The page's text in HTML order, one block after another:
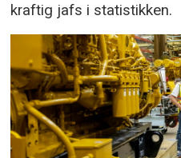
kraftig jafs i statistikken.